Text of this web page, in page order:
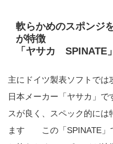
軟らかめのスポンジ
が特徴
「ヤサカ SPINATE
主にドイツ製表ソフトでは
日本メーカー「ヤサカ」
スが良く、スペック的には
ます この「SPINATE」